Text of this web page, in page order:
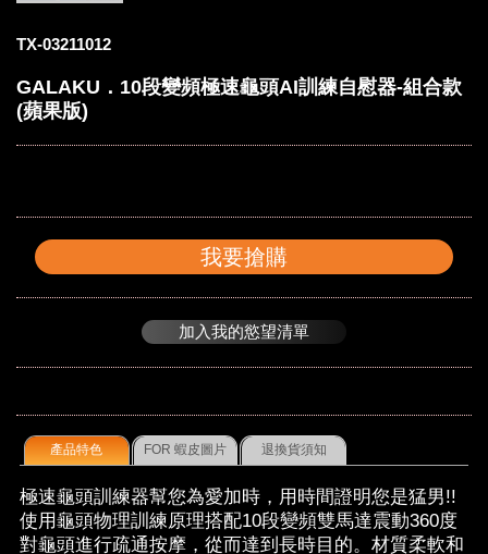
TX-03211012
GALAKU．10段變頻極速龜頭AI訓練自慰器-組合款
(蘋果版)
我要搶購
加入我的慾望清單
產品特色 FOR 蝦皮圖片 退換貨須知
極速龜頭訓練器幫您為愛加時，用時間證明您是猛男!!
使用龜頭物理訓練原理搭配10段變頻雙馬達震動360度
對龜頭進行疏通按摩，從而達到長時目的。材質柔軟和